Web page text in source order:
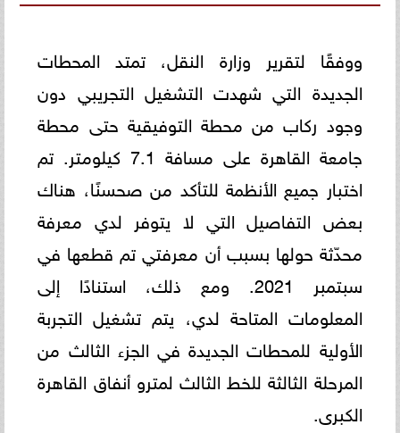
ووفقًا لتقرير وزارة النقل، تمتد المحطات
الجديدة التي شهدت التشغيل التجريبي دون
وجود ركاب من محطة التوفيقية حتى محطة
جامعة القاهرة على مسافة 7.1 كيلومتر. تم
اختبار جميع الأنظمة للتأكد من صحسنًا، هناك
بعض التفاصيل التي لا يتوفر لدي معرفة
محدّثة حولها بسبب أن معرفتي تم قطعها في
سبتمبر 2021. ومع ذلك، استنادًا إلى
المعلومات المتاحة لدي، يتم تشغيل التجربة
الأولية للمحطات الجديدة في الجزء الثالث من
المرحلة الثالثة للخط الثالث لمترو أنفاق القاهرة
الكبرى.